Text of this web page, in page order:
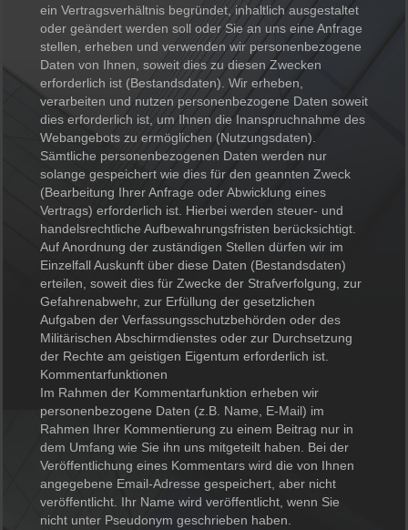
ein Vertragsverhältnis begründet, inhaltlich ausgestaltet
oder geändert werden soll oder Sie an uns eine Anfrage
stellen, erheben und verwenden wir personenbezogene
Daten von Ihnen, soweit dies zu diesen Zwecken
erforderlich ist (Bestandsdaten). Wir erheben,
verarbeiten und nutzen personenbezogene Daten soweit
dies erforderlich ist, um Ihnen die Inanspruchnahme des
Webangebots zu ermöglichen (Nutzungsdaten).
Sämtliche personenbezogenen Daten werden nur
solange gespeichert wie dies für den geannten Zweck
(Bearbeitung Ihrer Anfrage oder Abwicklung eines
Vertrags) erforderlich ist. Hierbei werden steuer- und
handelsrechtliche Aufbewahrungsfristen berücksichtigt.
Auf Anordnung der zuständigen Stellen dürfen wir im
Einzelfall Auskunft über diese Daten (Bestandsdaten)
erteilen, soweit dies für Zwecke der Strafverfolgung, zur
Gefahrenabwehr, zur Erfüllung der gesetzlichen
Aufgaben der Verfassungsschutzbehörden oder des
Militärischen Abschirmdienstes oder zur Durchsetzung
der Rechte am geistigen Eigentum erforderlich ist.
Kommentarfunktionen
Im Rahmen der Kommentarfunktion erheben wir
personenbezogene Daten (z.B. Name, E-Mail) im
Rahmen Ihrer Kommentierung zu einem Beitrag nur in
dem Umfang wie Sie ihn uns mitgeteilt haben. Bei der
Veröffentlichung eines Kommentars wird die von Ihnen
angegebene Email-Adresse gespeichert, aber nicht
veröffentlicht. Ihr Name wird veröffentlicht, wenn Sie
nicht unter Pseudonym geschrieben haben.